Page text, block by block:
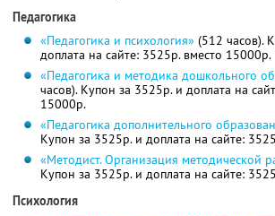
Педагогика
«Педагогика и психология» (512 часов).
доплата на сайте: 3525р. вместо 15000р.
«Педагогика и методика дошкольного
часов). Купон за 3525р. и доплата на
15000р.
«Педагогика дополнительного
Купон за 3525р. и доплата на сайте:
«Методист. Организация методической
Купон за 3525р. и доплата на сайте:
Психология